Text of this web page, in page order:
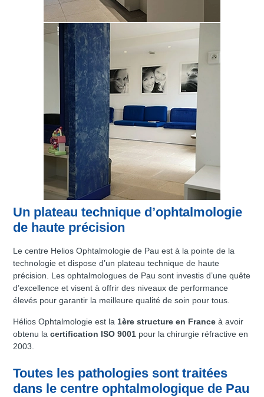
Un plateau technique d’ophtalmologie
de haute précision
Le centre Helios Ophtalmologie de Pau est à la pointe de la
technologie et dispose d’un plateau technique de haute
précision. Les ophtalmologues de Pau sont investis d’une quête
d’excellence et visent à offrir des niveaux de performance
élevés pour garantir la meilleure qualité de soin pour tous.
Hélios Ophtalmologie est la 1ère structure en France à avoir
obtenu lacertification ISO 9001 pour la chirurgie réfractive en
2003.
Toutes les pathologies sont traitées
dans le centre ophtalmologique de Pau